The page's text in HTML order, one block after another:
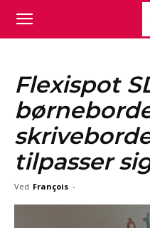
Flexispot
tilpasser
Ved François -